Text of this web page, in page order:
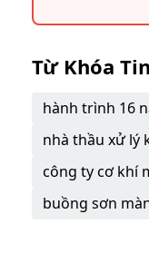
Từ Khóa
hành trình 16
nhà thầu xử lý
công ty cơ khí
buồng sơn